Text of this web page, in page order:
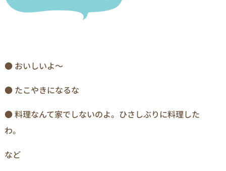
● おいしいよ～
● たこやきになるな
● 料理なんて家でしないのよ。ひさしぶりに料理した
わ。
など